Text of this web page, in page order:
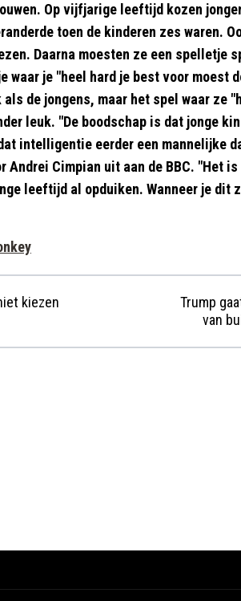
Op vijfjarige leeftijd kozen
toen de kinderen zes waren.
Daarna moesten ze een spelletje
waar je "heel hard je best voor moest
de jongens, maar het spel waar ze
leuk. "De boodschap is dat jonge
intelligentie eerder een mannelijke
Andrei Cimpian uit aan de BBC. "Het
leeftijd al opduiken. Wanneer je dit
kiezen
Trump
van